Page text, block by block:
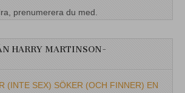
prenumerera du med.
HARRY MARTINSON-
(INTE SEX) SÖKER (OCH FINNER) EN